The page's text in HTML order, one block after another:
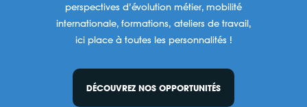
perspectives d’évolution métier, mobilité
internationale, formations, ateliers de travail,
ici place à toutes les personnalités !
DÉCOUVREZ NOS OPPORTUNITÉS